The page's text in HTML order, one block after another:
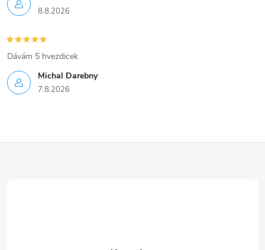
8.8.2026
Michal Darebny
7.8.2026
Dávám 5 hvezdicek